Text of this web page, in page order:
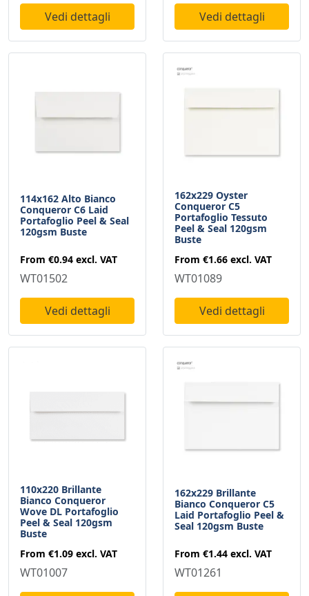
Vedi dettagli Vedi dettagli
114x162 Alto Bianco
Conqueror C6 Laid
Portafoglio Peel & Seal
120gsm Buste
From €0.94 excl. VAT
WT01502
Vedi dettagli
162x229 Oyster
Conqueror C5
Portafoglio Tessuto
Peel & Seal 120gsm
Buste
From €1.66 excl. VAT
WT01089
Vedi dettagli
110x220 Brillante
Bianco Conqueror
Wove DL Portafoglio
Peel & Seal 120gsm
Buste
From €1.09 excl. VAT
WT01007
162x229 Brillante
Bianco Conqueror C5
Laid Portafoglio Peel &
Seal 120gsm Buste
From €1.44 excl. VAT
WT01261